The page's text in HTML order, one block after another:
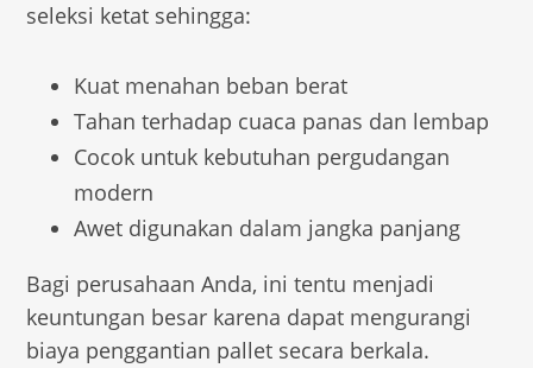
seleksi ketat sehingga:
Kuat menahan beban berat
Tahan terhadap cuaca panas dan lembap
Cocok untuk kebutuhan pergudangan
modern
Awet digunakan dalam jangka panjang
Bagi perusahaan Anda, ini tentu menjadi
keuntungan besar karena dapat mengurangi
biaya penggantian pallet secara berkala.